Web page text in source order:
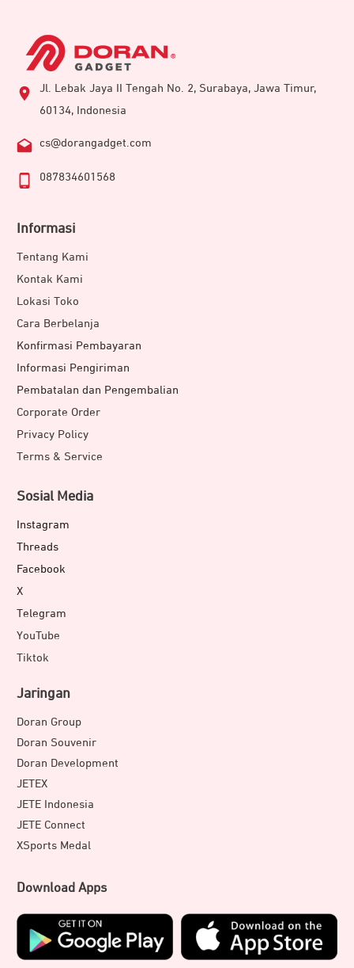
Jl. Lebak Jaya II Tengah No. 2, Surabaya, Jawa Timur,
60134, Indonesia
cs@dorangadget.com
087834601568
Informasi
Tentang Kami
Kontak Kami
Lokasi Toko
Cara Berbelanja
Konfirmasi Pembayaran
Informasi Pengiriman
Pembatalan dan Pengembalian
Corporate Order
Privacy Policy
Terms & Service
Sosial Media
Instagram
Threads
Facebook
X
Telegram
YouTube
Tiktok
Jaringan
Doran Group
Doran Souvenir
Doran Development
JETEX
JETE Indonesia
JETE Connect
XSports Medal
Download Apps